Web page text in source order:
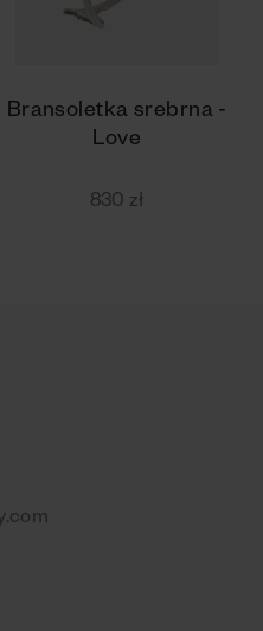
Bransoletka srebrna -
Love
830 zł